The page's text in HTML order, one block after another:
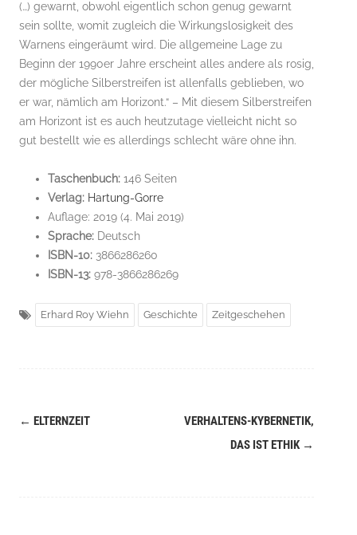
(…) gewarnt, obwohl eigentlich schon genug gewarnt
sein sollte, womit zugleich die Wirkungslosigkeit des
Warnens eingeräumt wird. Die allgemeine Lage zu
Beginn der 1990er Jahre erscheint alles andere als rosig,
der mögliche Silberstreifen ist allenfalls geblieben, wo
er war, nämlich am Horizont.“ – Mit diesem Silberstreifen
am Horizont ist es auch heutzutage vielleicht nicht so
gut bestellt wie es allerdings schlecht wäre ohne ihn.
Taschenbuch: 146 Seiten
Verlag: Hartung-Gorre
Auflage: 2019 (4. Mai 2019)
Sprache: Deutsch
ISBN-10: 3866286260
ISBN-13: 978-3866286269
Erhard Roy Wiehn Geschichte Zeitgeschehen
← ELTERNZEIT
VERHALTENS-KYBERNETIK,
DAS IST ETHIK →